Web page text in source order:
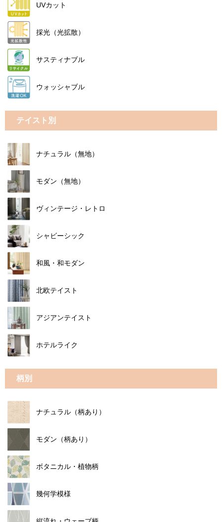
UVカット
採光（光拡散）
サスティナブル
ウォッシャブル
テイスト別
ナチュラル（無地）
モダン（無地）
ヴィンテージ・レトロ
シャビーシック
和風・和モダン
北欧テイスト
アジアンテイスト
ホテルライク
柄別
ナチュラル（柄あり）
モダン（柄あり）
ボタニカル・植物柄
幾何学模様